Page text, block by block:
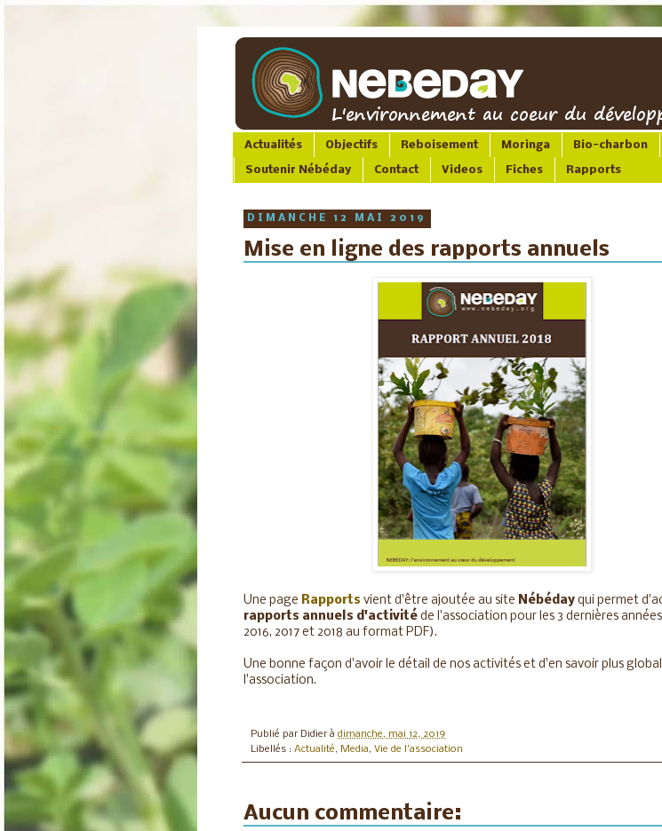
Actualités Objectifs Reboisement Moringa Bio-charbon
Soutenir Nébéday Contact Videos Fiches Rapports
DIMANCHE 12 MAI 2019
Mise en ligne des rapports annuels
Une page Rapports vient d'être ajoutée au site Nébéday qui permet
rapports annuels d'activité de l'association pour les 3 dernières
2016, 2017 et 2018 au format PDF).
Une bonne façon d'avoir le détail de nos activités et d'en savoir plus
l'association.
Publié par Didier à dimanche, mai 12, 2019
Libellés : Actualité, Media, Vie de l'association
Aucun commentaire: